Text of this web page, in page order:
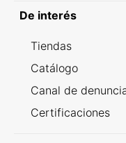
De interés
Tiendas
Catálogo
Canal de
Certificaciones